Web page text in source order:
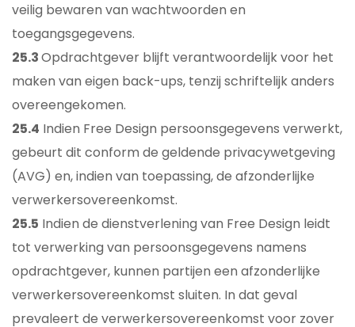
veilig bewaren van wachtwoorden en
toegangsgegevens.
25.3Opdrachtgever blijft verantwoordelijk voor het
maken van eigen back-ups, tenzij schriftelijk anders
overeengekomen.
25.4 Indien Free Design persoonsgegevens verwerkt,
gebeurt dit conform de geldende privacywetgeving
(AVG) en, indien van toepassing, de afzonderlijke
verwerkersovereenkomst.
25.5 Indien de dienstverlening van Free Design leidt
tot verwerking van persoonsgegevens namens
opdrachtgever, kunnen partijen een afzonderlijke
verwerkersovereenkomst sluiten. In dat geval
prevaleert de verwerkersovereenkomst voor zover